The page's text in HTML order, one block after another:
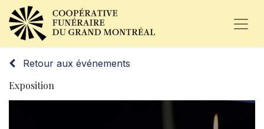
Retour aux événements
Exposition